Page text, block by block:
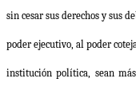
sin cesar sus derechos y sus
poder ejecutivo, al poder
institución política, sean